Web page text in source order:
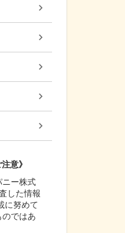
意》
ニー株式
した情報
に努めて
ではあ